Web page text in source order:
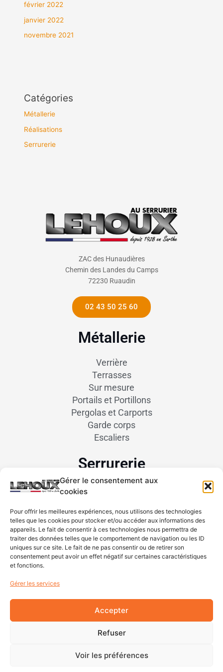
Gérer le consentement aux
cookies
Pour offrir les meilleures expériences, nous utilisons des technologies
telles que les cookies pour stocker et/ou accéder aux informations des
appareils. Le fait de consentir à ces technologies nous permettra de
traiter des données telles que le comportement de navigation ou les ID
uniques sur ce site. Le fait de ne pas consentir ou de retirer son
consentement peut avoir un effet négatif sur certaines caractéristiques
et fonctions.
Gérer les services
Accepter
Refuser
Voir les préférences
février 2022
janvier 2022
novembre 2021
Catégories
Métallerie
Réalisations
Serrurerie
ZAC des Hunaudières
Chemin des Landes du Camps
72230 Ruaudin
02 43 50 25 60
Métallerie
Verrière
Terrasses
Sur mesure
Portails et Portillons
Pergolas et Carports
Garde corps
Escaliers
Serrurerie
Rideaux et grilles métalliques
Clés minutes
Dépannage
Réseaux sociaux